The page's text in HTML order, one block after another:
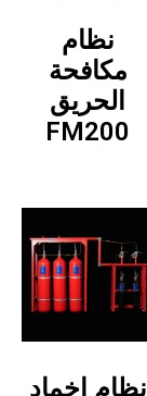
نظام
مكافحة
الحريق
FM200
نظام إخماد